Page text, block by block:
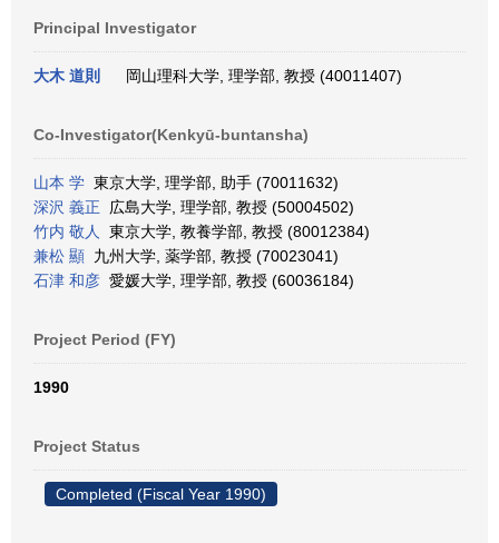
Principal Investigator
大木 道則 岡山理科大学, 理学部, 教授 (40011407)
Co-Investigator(Kenkyū-buntansha)
山本 学 東京大学, 理学部, 助手 (70011632)
深沢 義正 広島大学, 理学部, 教授 (50004502)
竹内 敬人
東京大学, 教養学部, 教授 (80012384)
兼松 顯 九州大学, 薬学部, 教授 (70023041)
石津 和彦 愛媛大学, 理学部, 教授 (60036184)
Project Period (FY)
1990
Project Status
Completed (Fiscal Year 1990)